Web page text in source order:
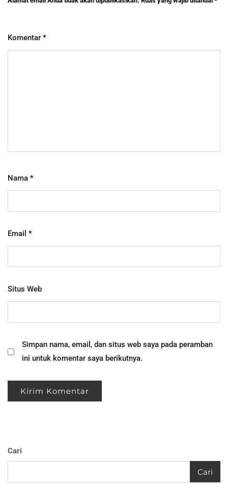
Komentar *
Nama *
Email *
Situs Web
Simpan nama, email, dan situs web saya pada peramban
ini untuk komentar saya berikutnya.
Cari
Cari